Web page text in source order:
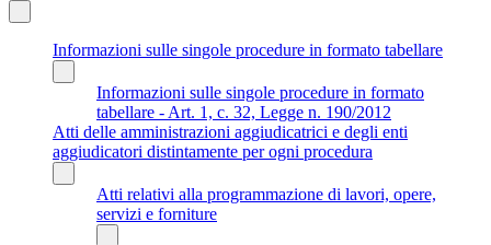
Informazioni sulle singole procedure in formato tabellare
Informazioni sulle singole procedure in formato
tabellare - Art. 1, c. 32, Legge n. 190/2012
Atti delle amministrazioni aggiudicatrici e degli enti
aggiudicatori distintamente per ogni procedura
Atti relativi alla programmazione di lavori, opere,
servizi e forniture